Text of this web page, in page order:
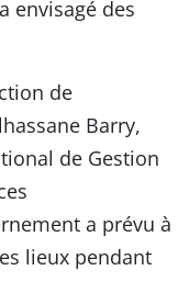
envisagé des
de
Barry,
de Gestion
a prévu à
lieux pendant